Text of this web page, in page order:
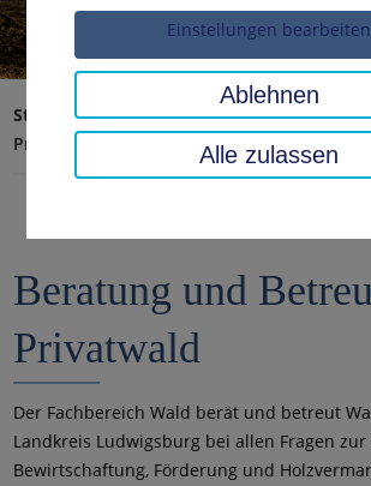
Startseite Umwelt, Technik,
Privatwald und Forstliche Förderung
Beratung und
Privatwald
Der Fachbereich Wald berät und betreut
Landkreis Ludwigsburg bei allen Fragen
Bewirtschaftung, Förderung und
Einstellungen bearbeiten
Ablehnen
Alle zulassen